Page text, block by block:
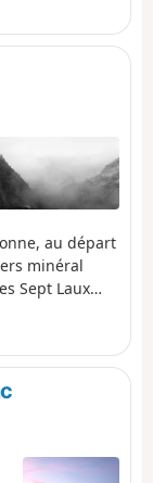
au départ
minéral
Sept Laux